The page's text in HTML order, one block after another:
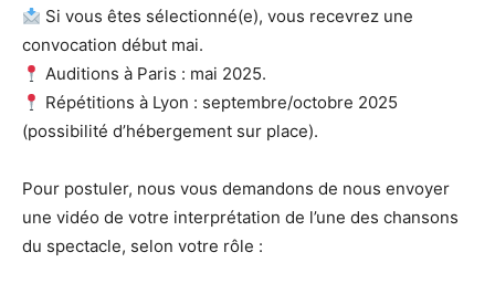
Si vous êtes sélectionné(e), vous recevrez une
convocation début mai.
Auditions à Paris : mai 2025.
Répétitions à Lyon : septembre/octobre 2025
(possibilité d’hébergement sur place).
Pour postuler, nous vous demandons de nous envoyer
une vidéo de votre interprétation de l’une des chansons
du spectacle, selon votre rôle :